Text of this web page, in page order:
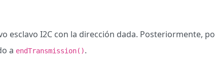
esclavo I2C con la dirección dada. Posteriormente,
a endTransmission().